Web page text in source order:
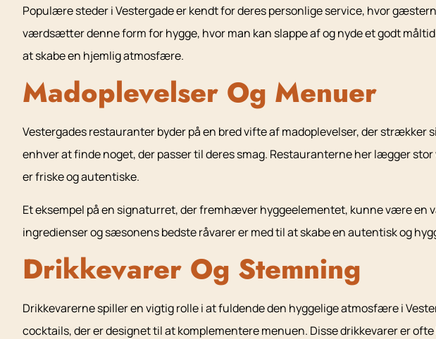
Populære steder i Vestergade er kendt for deres personlige service, hvor
værdsætter denne form for hygge, hvor man kan slappe af og nyde et godt
at skabe en hjemlig atmosfære.
Madoplevelser Og Menuer
Vestergades restauranter byder på en bred vifte af madoplevelser, der
enhver at finde noget, der passer til deres smag. Restauranterne her lægger
er friske og autentiske.
Et eksempel på en signaturret, der fremhæver hyggeelementet, kunne være en
ingredienser og sæsonens bedste råvarer er med til at skabe en autentisk og
Drikkevarer Og Stemning
Drikkevarerne spiller en vigtig rolle i at fuldende den hyggelige atmosfære i
cocktails, der er designet til at komplementere menuen. Disse drikkevarer er